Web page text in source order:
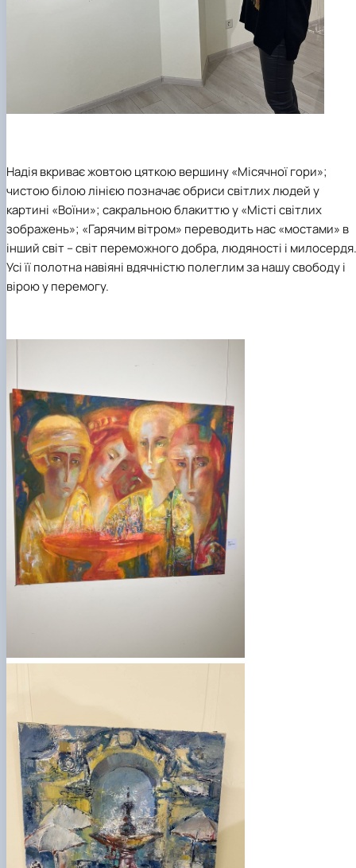
Надія вкриває жовтою цяткою вершину «Місячної гори»;
чистою білою лінією позначає обриси світлих людей у
картині «Воїни»; сакральною блакиттю у «Місті світлих
зображень»; «Гарячим вітром» переводить нас «мостами» в
інший світ – світ переможного добра, людяності і милосердя.
Усі її полотна навіяні вдячністю полеглим за нашу свободу і
вірою у перемогу.